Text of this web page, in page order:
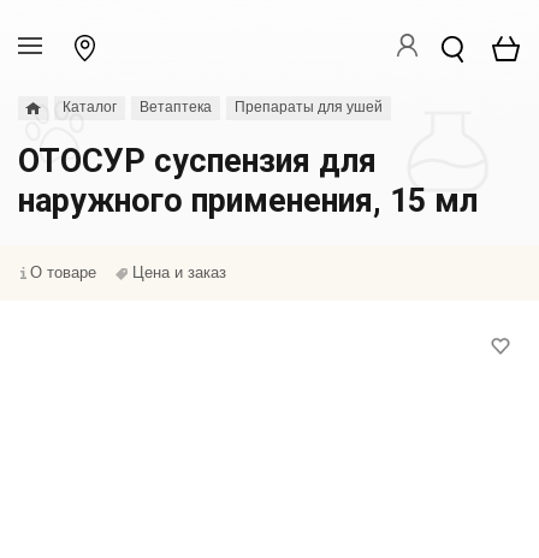
Каталог Ветаптека Препараты для ушей
ОТОСУР суспензия для
наружного применения, 15 мл
О товаре Цена и заказ